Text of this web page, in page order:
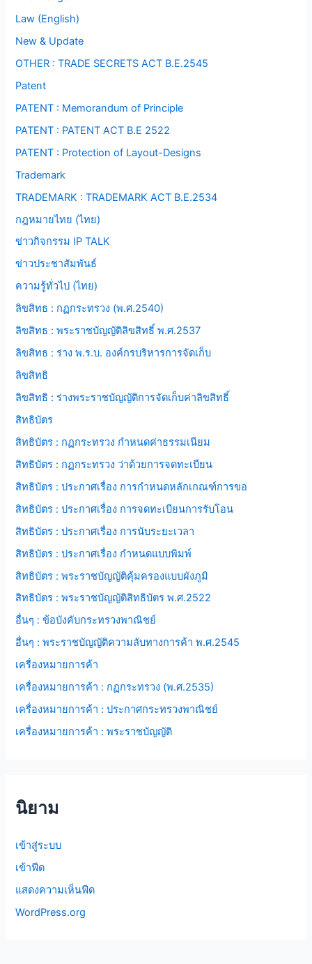
Law (English)
New & Update
OTHER : TRADE SECRETS ACT B.E.2545
Patent
PATENT : Memorandum of Principle
PATENT : PATENT ACT B.E 2522
PATENT : Protection of Layout-Designs
Trademark
TRADEMARK : TRADEMARK ACT B.E.2534
กฎหมายไทย (ไทย)
ข่าวกิจกรรม IP TALK
ข่าวประชาสัมพันธ์
ความรู้ทั่วไป (ไทย)
ลิขสิทธ : กฏกระทรวง (พ.ศ.2540)
ลิขสิทธ : พระราชบัญญัติลิขสิทธิ์ พ.ศ.2537
ลิขสิทธ : ร่าง พ.ร.บ. องค์กรบริหารการจัดเก็บ
ลิขสิทธิ
ลิขสิทธิ : ร่างพระราชบัญญัติการจัดเก็บค่าลิขสิทธิ์
สิทธิบัตร
สิทธิบัตร : กฏกระทรวง กำหนดค่าธรรมเนียม
สิทธิบัตร : กฏกระทรวง ว่าด้วยการจดทะเบียน
สิทธิบัตร : ประกาศเรื่อง การกำหนดหลักเกณฑ์การขอ
สิทธิบัตร : ประกาศเรื่อง การจดทะเบียนการรับโอน
สิทธิบัตร : ประกาศเรื่อง การนับระยะเวลา
สิทธิบัตร : ประกาศเรื่อง กำหนดแบบพิมพ์
สิทธิบัตร : พระราชบัญญัติคุ้มครองแบบผังภูมิ
สิทธิบัตร : พระราชบัญญัติสิทธิบัตร พ.ศ.2522
อื่นๆ : ข้อบังคับกระทรวงพาณิชย์
อื่นๆ : พระราชบัญญัติความลับทางการค้า พ.ศ.2545
เครื่องหมายการค้า
เครื่องหมายการค้า : กฏกระทรวง (พ.ศ.2535)
เครื่องหมายการค้า : ประกาศกระทรวงพาณิชย์
เครื่องหมายการค้า : พระราชบัญญัติ
นิยาม
เข้าสู่ระบบ
เข้าฟีด
แสดงความเห็นฟีด
WordPress.org